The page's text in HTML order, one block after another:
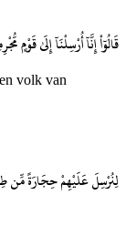
قَالُوٓا۟ إِنَّآ أُرْسِلْنَآ إِلَىٰ قَوْمٍ
volk van
لِنُرْسِلَ عَلَيْهِمْ حِجَارَةً مِّن